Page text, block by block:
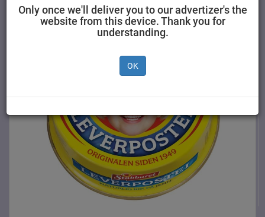
Stabburet
Only once we'll deliver you to our advertizer's the
website from this device. Thank you for
understanding.
OK